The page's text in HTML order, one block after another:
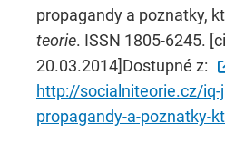
propagandy a poznatky,
teorie. ISSN 1805-6245.
20.03.2014]Dostupné z:
http://socialniteorie.cz/iq-
propagandy-a-poznatky-